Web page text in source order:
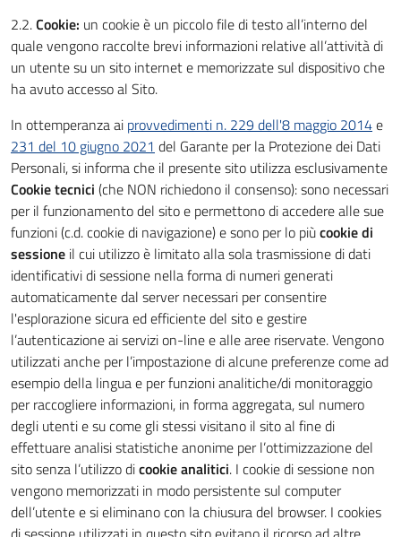
2.2.Cookie: un cookie è un piccolo file di testo all’interno del
quale vengono raccolte brevi informazioni relative all’attività di
un utente su un sito internet e memorizzate sul dispositivo che
ha avuto accesso al Sito.
In ottemperanza ai provvedimenti n. 229 dell'8 maggio 2014e
231 del 10 giugno 2021 del Garante per la Protezione dei Dati
Personali, si informa che il presente sito utilizza esclusivamente
Cookie tecnici (che NON richiedono il consenso): sono necessari
per il funzionamento del sito e permettono di accedere alle sue
funzioni (c.d. cookie di navigazione) e sono per lo piùcookie di
sessione il cui utilizzo è limitato alla sola trasmissione di dati
identificativi di sessione nella forma di numeri generati
automaticamente dal server necessari per consentire
l'esplorazione sicura ed efficiente del sito e gestire
l’autenticazione ai servizi on-line e alle aree riservate. Vengono
utilizzati anche per l’impostazione di alcune preferenze come ad
esempio della lingua e per funzioni analitiche/di monitoraggio
per raccogliere informazioni, in forma aggregata, sul numero
degli utenti e su come gli stessi visitano il sito al fine di
effettuare analisi statistiche anonime per l’ottimizzazione del
sito senza l’utilizzo dicookie analitici. I cookie di sessione non
vengono memorizzati in modo persistente sul computer
dell’utente e si eliminano con la chiusura del browser. I cookies